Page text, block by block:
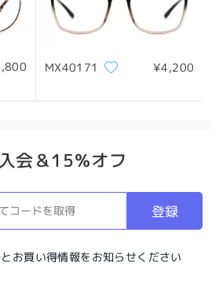
MX40171 ¥4,200
会＆15％オフ
登録
お買い得情報をお知らせください